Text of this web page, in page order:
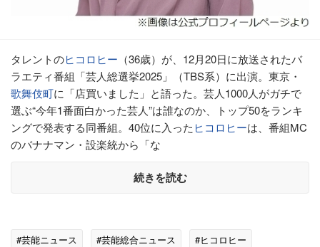
タレントのヒコロヒー （36歳）が、12月20日に放送されたバ
ラエティ番組「芸人総選挙2025」（TBS系）に出演。東京・
歌舞伎町に「店買いました」と語った。芸人1000人がガチで
選ぶ“今年1番面白かった芸人”は誰なのか、トップ50をランキ
ングで発表する同番組。40位に入った ヒコロヒーは、番組MC
のバナナマン・設楽統から「な
続きを読む
#芸能ニュース #芸能総合ニュース
#ヒコロヒー